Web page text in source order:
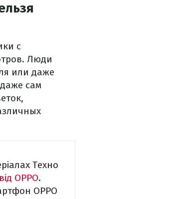
с
Люди
или даже
сам
Техно
OPPO.
OPPO